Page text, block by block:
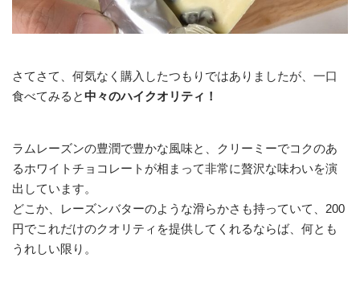
さてさて、何気なく購入したつもりではありましたが、一口
食べてみると中々のハイクオリティ！
ラムレーズンの豊潤で豊かな風味と、クリーミーでコクのあ
るホワイトチョコレートが相まって非常に贅沢な味わいを演
出しています。
どこか、レーズンバターのような滑らかさも持っていて、200
円でこれだけのクオリティを提供してくれるならば、何とも
うれしい限り。